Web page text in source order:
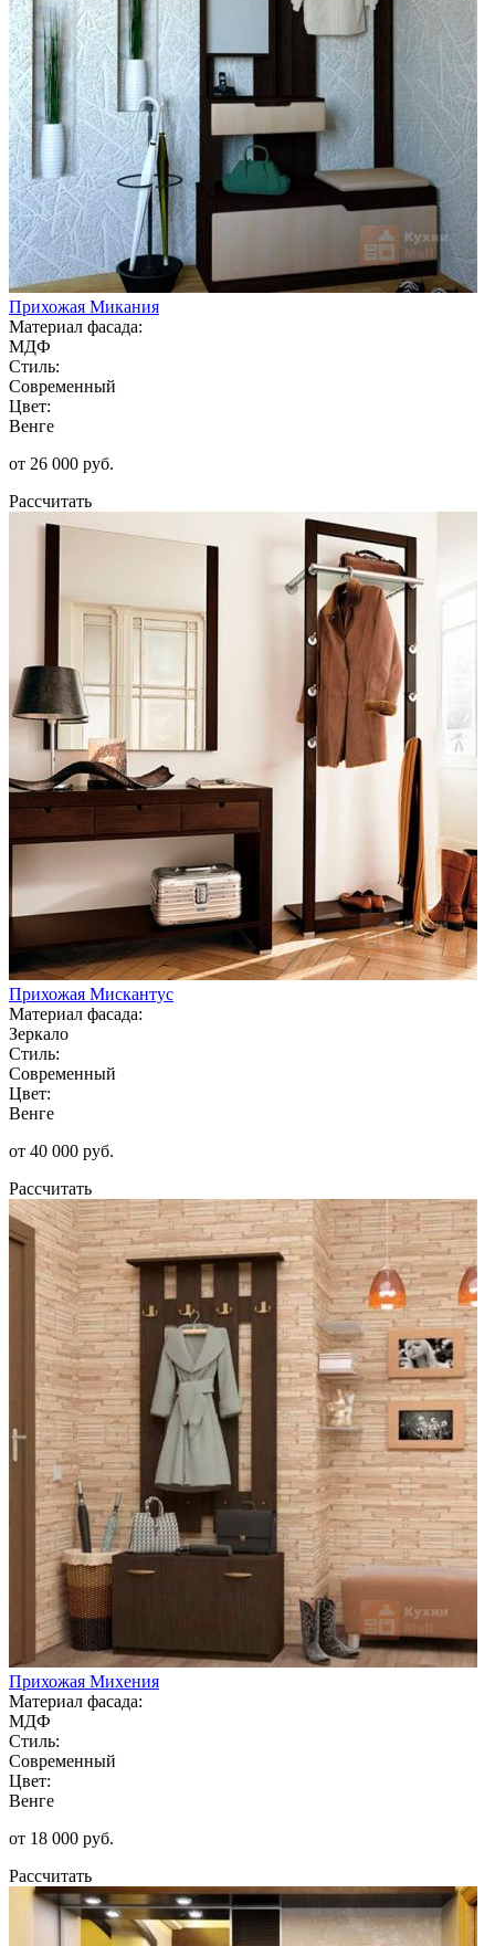
Прихожая Микания
Материал фасада:
МДФ
Стиль:
Современный
Цвет:
Венге
от 26 000 руб.
Рассчитать
Прихожая Мискантус
Материал фасада:
Зеркало
Стиль:
Современный
Цвет:
Венге
от 40 000 руб.
Рассчитать
Прихожая Михения
Материал фасада:
МДФ
Стиль:
Современный
Цвет:
Венге
от 18 000 руб.
Рассчитать